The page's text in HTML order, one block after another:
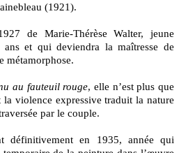
(1921).
de Marie-Thérèse Walter, jeune
et qui deviendra la maîtresse de
métamorphose.
au fauteuil rouge, elle n’est plus que
violence expressive traduit la nature
par le couple.
définitivement en 1935, année qui